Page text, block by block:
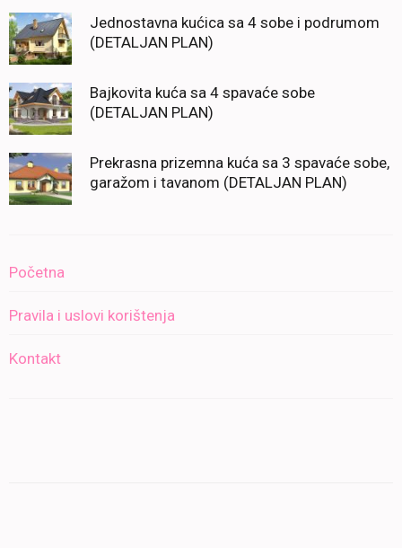
Jednostavna kućica sa 4 sobe i podrumom
(DETALJAN PLAN)
Bajkovita kuća sa 4 spavaće sobe
(DETALJAN PLAN)
Prekrasna prizemna kuća sa 3 spavaće sobe,
garažom i tavanom (DETALJAN PLAN)
Početna
Pravila i uslovi korištenja
Kontakt